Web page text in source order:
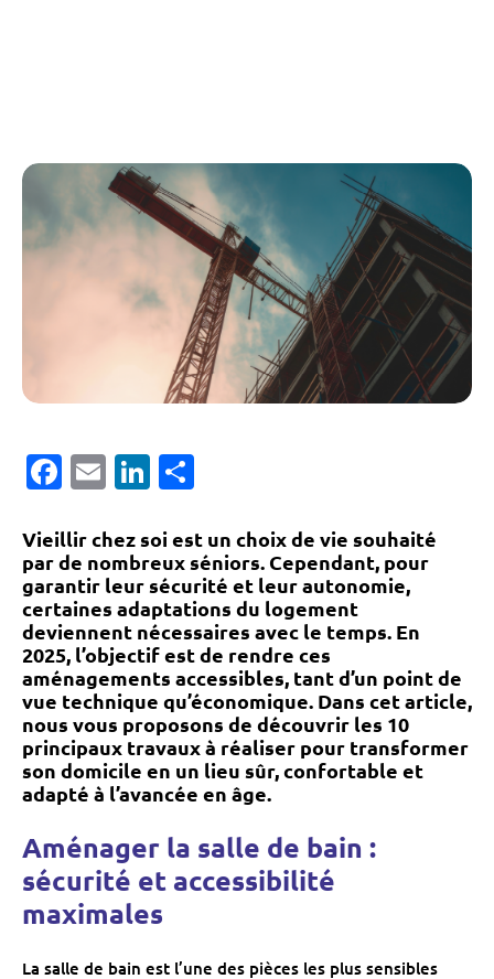
Facebook
EmailLinkedIn
Vieillir chez soi est un choix de vie souhaité
par de nombreux séniors. Cependant, pour
garantir leur sécurité et leur autonomie,
certaines adaptations du logement
deviennent nécessaires avec le temps. En
2025, l’objectif est de rendre ces
aménagements accessibles, tant d’un point de
vue technique qu’économique. Dans cet article,
nous vous proposons de découvrir les 10
principaux travaux à réaliser pour transformer
son domicile en un lieu sûr, confortable et
adapté à l’avancée en âge.
Aménager la salle de bain :
sécurité et accessibilité
maximales
La salle de bain est l’une des pièces les plus sensibles